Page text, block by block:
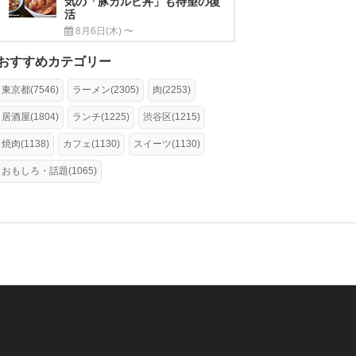
活
8月6日(木) 〜
すすめカテゴリー
東京都(7546) ラーメン(2305) 肉(2253)
居酒屋(1804) ランチ(1225) 渋谷区(1215)
焼肉(1138) カフェ(1130) スイーツ(1130)
おもしろ・話題(1065)